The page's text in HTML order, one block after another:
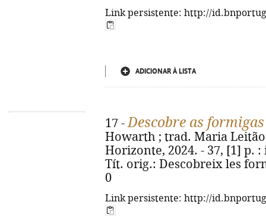
Link persistente: http://
ADICIONAR À LISTA
17 -Descobre as formigas
Howarth ; trad. Maria
Horizonte, 2024. - 37, [1] p.
Tít. orig.: Descobreix les
0
Link persistente: http://